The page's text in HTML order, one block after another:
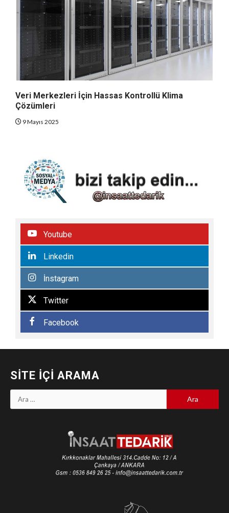
Veri Merkezleri İçin Hassas Kontrollü Klima
Çözümleri
9 Mayıs 2025
Youtube
Linkedin
İnstagram
Twitter
Facebook
SITE İÇI ARAMA
Arama: